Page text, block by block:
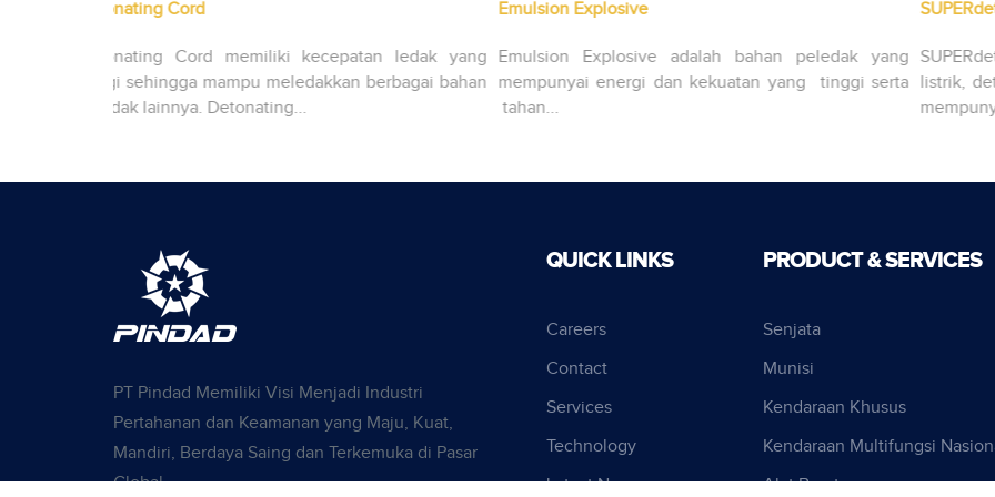
Emulsion Explosive
Emulsion Explosive adalah bahan peledak yang
mempunyai energi dan kekuatan yang tinggi serta
tahan...
SUPERdet N-TLD
SUPERdet N-TLD adalah detonator milisecond non
listrik, detonator delay yang berkekuatan tinggi dan
mempunyai daya...
PT Pindad Memiliki Visi Menjadi Industri
Pertahanan dan Keamanan yang Maju, Kuat,
Mandiri, Berdaya Saing dan Terkemuka di Pasar
Global
QUICK LINKS
Careers
Contact
Services
Technology
Latest News
PRODUCT & SERVICES
Senjata
Munisi
Kendaraan Khusus
Kendaraan Multifungsi
Alat Berat